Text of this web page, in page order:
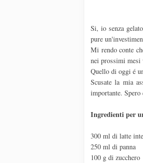
Si, io senza
pure
Mi rendo conte
nei prossimi
Quello di oggi é
Scusate la mia
importante. Spero
Ingredienti per
300 ml di latte
250 ml di panna
100 g di zucchero